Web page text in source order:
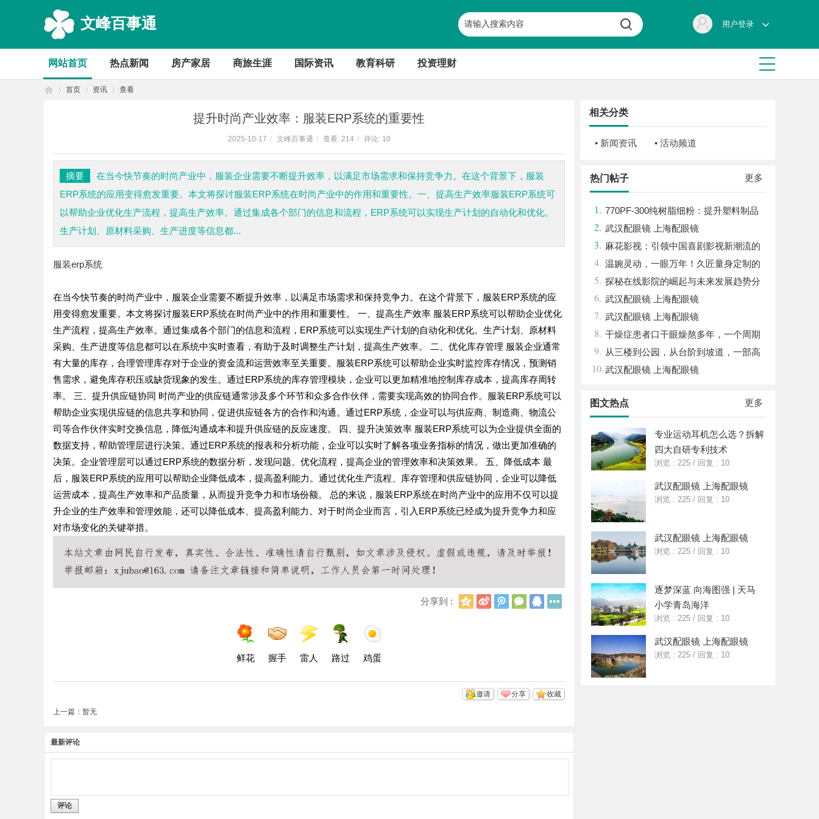
文峰百事通 用户登录
网站首页 热点新闻 房产家居 商旅生涯 国际资讯 教育科研 投资理财
首页 资讯 查看
提升时尚产业效率：服装ERP系统的重要性
2025-10-17 / 文峰百事通 / 查看: 214 / 评论: 10
摘要
在当今快节奏的时尚产业中，服装企业需要不断提升效率，以满足市场需求和保持竞争力。在这个背景下，服装
ERP系统的应用变得愈发重要。本文将探讨服装ERP系统在时尚产业中的作用和重要性。一、提高生产效率服装ERP系统可
以帮助企业优化生产流程，提高生产效率。通过集成各个部门的信息和流程，ERP系统可以实现生产计划的自动化和优化。
生产计划、原材料采购、生产进度等信息都...
服装erp系统
在当今快节奏的时尚产业中，服装企业需要不断提升效率，以满足市场需求和保持竞争力。在这个背景下，服装ERP系统的应
用变得愈发重要。本文将探讨服装ERP系统在时尚产业中的作用和重要性。 一、提高生产效率 服装ERP系统可以帮助企业优化
生产流程，提高生产效率。通过集成各个部门的信息和流程，ERP系统可以实现生产计划的自动化和优化。生产计划、原材料
采购、生产进度等信息都可以在系统中实时查看，有助于及时调整生产计划，提高生产效率。 二、优化库存管理 服装企业通常
有大量的库存，合理管理库存对于企业的资金流和运营效率至关重要。服装ERP系统可以帮助企业实时监控库存情况，预测销
售需求，避免库存积压或缺货现象的发生。通过ERP系统的库存管理模块，企业可以更加精准地控制库存成本，提高库存周转
率。 三、提升供应链协同 时尚产业的供应链通常涉及多个环节和众多合作伙伴，需要实现高效的协同合作。服装ERP系统可以
帮助企业实现供应链的信息共享和协同，促进供应链各方的合作和沟通。通过ERP系统，企业可以与供应商、制造商、物流公
司等合作伙伴实时交换信息，降低沟通成本和提升供应链的反应速度。 四、提升决策效率 服装ERP系统可以为企业提供全面的
数据支持，帮助管理层进行决策。通过ERP系统的报表和分析功能，企业可以实时了解各项业务指标的情况，做出更加准确的
决策。企业管理层可以通过ERP系统的数据分析，发现问题、优化流程，提高企业的管理效率和决策效果。 五、降低成本 最
后，服装ERP系统的应用可以帮助企业降低成本，提高盈利能力。通过优化生产流程、库存管理和供应链协同，企业可以降低
运营成本，提高生产效率和产品质量，从而提升竞争力和市场份额。 总的来说，服装ERP系统在时尚产业中的应用不仅可以提
升企业的生产效率和管理效能，还可以降低成本、提高盈利能力。对于时尚企业而言，引入ERP系统已经成为提升竞争力和应
对市场变化的关键举措。
分享到 :
Q
新
浪
腾
讯
微
信
Q
鲜花 握手 雷人 路过 鸡蛋
收藏
分享
邀请
上一篇：暂无
最新评论
评论
相关分类
• 新闻资讯 • 活动频道
更多
热门帖子
1. 770PF-300纯树脂细粉：提升塑料制品
性能的新选择
2. 武汉配眼镜 上海配眼镜
3. 麻花影视：引领中国喜剧影视新潮流的
创新力量
4. 温婉灵动，一眼万年！久匠量身定制的
眉眼唇，才是你整张脸的点睛之笔！淡颜系
女生的气质加分项
5. 探秘在线影院的崛起与未来发展趋势分
析
6. 武汉配眼镜 上海配眼镜
7. 武汉配眼镜 上海配眼镜
8. 干燥症患者口干眼燥熬多年，一个周期
缓过来？老中医：一张辨证方对症，身体找
回津液
9. 从三楼到公园，从台阶到坡道，一部高
续航电动轮椅如何改变生活
10.武汉配眼镜 上海配眼镜
更多
图文热点
专业运动耳机怎么选？拆解
四大自研专利技术
浏览 : 225 / 回复 : 10
武汉配眼镜 上海配眼镜
浏览 : 225 / 回复 : 10
武汉配眼镜 上海配眼镜
浏览 : 225 / 回复 : 10
逐梦深蓝 向海图强 | 天马
小学青岛海洋
浏览 : 225 / 回复 : 10
武汉配眼镜 上海配眼镜
浏览 : 225 / 回复 : 10